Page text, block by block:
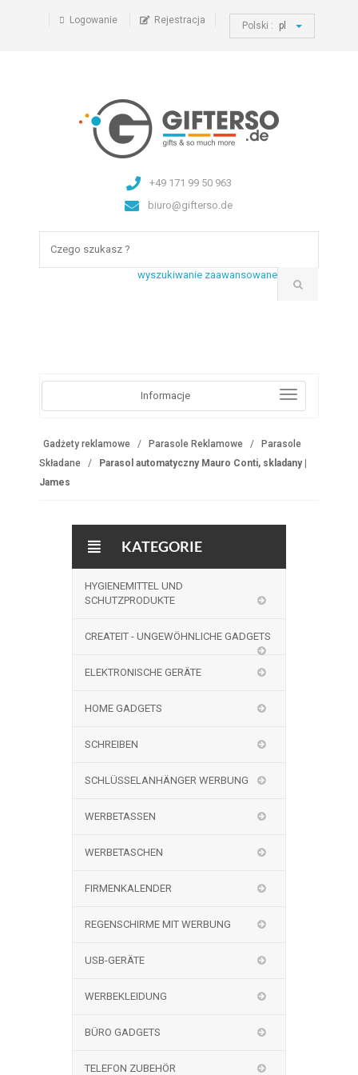
Logowanie Rejestracja Polski : pl
+49 171 99 50 963
biuro@gifterso.de
wyszukiwanie zaawansowane
Informacje
Gadżety reklamowe Parasole Reklamowe
Parasole
Składane
Parasol automatyczny Mauro Conti, skladany |
James
KATEGORIE
HYGIENEMITTEL UND
SCHUTZPRODUKTE
CREATEIT - UNGEWÖHNLICHE GADGETS
ELEKTRONISCHE GERÄTE
HOME GADGETS
SCHREIBEN
SCHLÜSSELANHÄNGER WERBUNG
WERBETASSEN
WERBETASCHEN
FIRMENKALENDER
REGENSCHIRME MIT WERBUNG
USB-GERÄTE
WERBEKLEIDUNG
BÜRO GADGETS
TELEFON ZUBEHÖR